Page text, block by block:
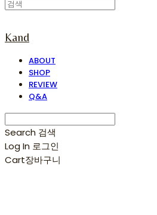
Kand
ABOUT
SHOP
REVIEW
Q&A
Search 검색
Log In 로그인
Cart장바구니